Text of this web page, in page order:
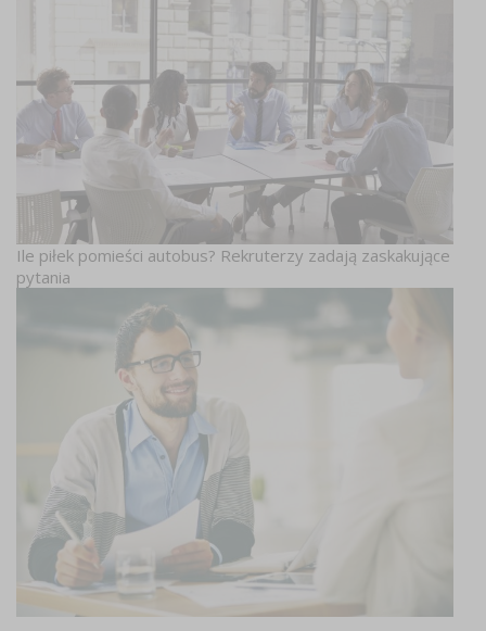
Ile piłek pomieści autobus? Rekruterzy zadają zaskakujące
pytania